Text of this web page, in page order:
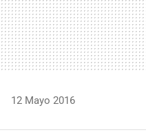
12 Mayo 2016